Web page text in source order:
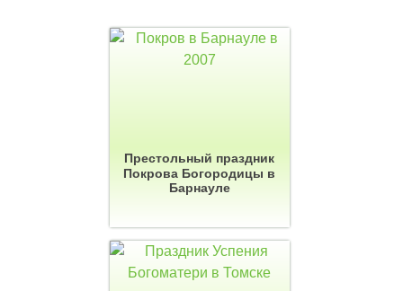
Престольный праздник
Покрова Богородицы в
Барнауле